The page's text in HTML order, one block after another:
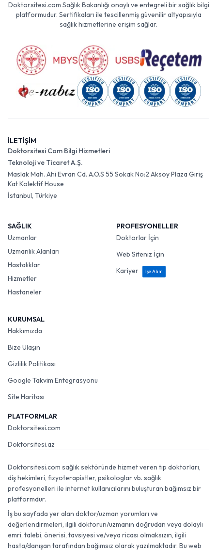
Doktorsitesi.com Sağlık Bakanlığı onaylı ve entegreli bir sağlık bilgi
platformudur. Sertifikaları ile tescillenmiş güvenilir altyapısıyla
sağlık hizmetlerine erişim sağlar.
İLETİŞİM
Doktorsitesi Com Bilgi Hizmetleri
Teknoloji ve Ticaret A.Ş.
Maslak Mah. Ahi Evran Cd. A.O.S 55 Sokak No:2 Aksoy Plaza Giriş
Kat Kolektif House
İstanbul, Türkiye
SAĞLIK
Uzmanlar
Uzmanlık Alanları
Hastalıklar
Hizmetler
Hastaneler
PROFESYONELLER
Doktorlar İçin
Web Siteniz İçin
Kariyer
İşe Alım
KURUMSAL
Hakkımızda
Bize Ulaşın
Gizlilik Politikası
Google Takvim Entegrasyonu
Site Haritası
PLATFORMLAR
Doktorsitesi.com
Doktorsitesi.az
Doktorsitesi.com sağlık sektöründe hizmet veren tıp doktorları,
diş hekimleri, fizyoterapistler, psikologlar vb. sağlık
profesyonelleri ile internet kullanıcılarını buluşturan bağımsız bir
platformdur.
İş bu sayfada yer alan doktor/uzman yorumları ve
değerlendirmeleri, ilgili doktorun/uzmanın doğrudan veya dolaylı
emri, talebi, önerisi, tavsiyesi ve/veya ricası olmaksızın, ilgili
hasta/danışan tarafından bağımsız olarak yazılmaktadır. Bu web